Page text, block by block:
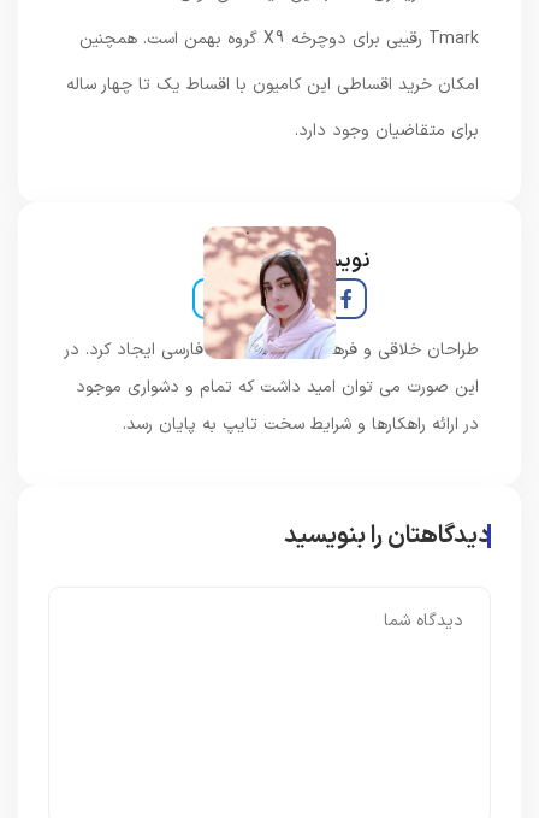
Tmark رقیبی برای دوچرخه X9 گروه بهمن است. همچنین
امکان خرید اقساطی این کامیون با اقساط یک تا چهار ساله
برای متقاضیان وجود دارد.
نویسنده و خبرنگار
طراحان خلاقی و فرهنگ پیشرو در زبان فارسی ایجاد کرد. در
این صورت می توان امید داشت که تمام و دشواری موجود
در ارائه راهکارها و شرایط سخت تایپ به پایان رسد.
دیدگاهتان را بنویسید